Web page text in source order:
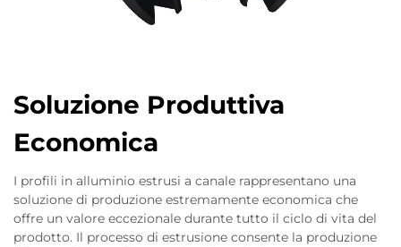
Soluzione Produttiva
Economica
I profili in alluminio estrusi a canale rappresentano una
soluzione di produzione estremamente economica che
offre un valore eccezionale durante tutto il ciclo di vita del
prodotto. Il processo di estrusione consente la produzione